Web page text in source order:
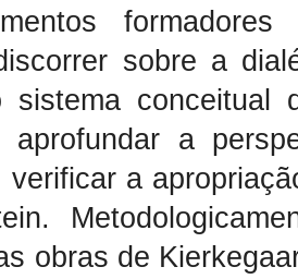
sobre a
sistema
aprofundar a
verificar a
obras de